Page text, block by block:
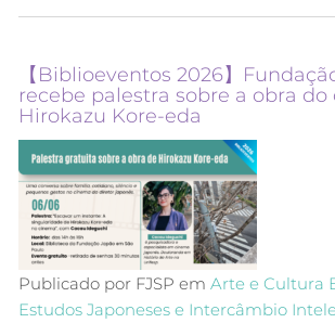
【Biblioeventos 2026】
recebe palestra sobre a obra do
Hirokazu Kore-eda
Publicado por FJSP em Arte e Cultura
Estudos Japoneses e Intercâmbio